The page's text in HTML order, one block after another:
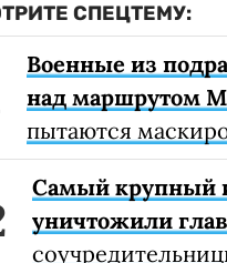
СПЕЦТЕМУ:
Военные из
над маршрутом
пытаются
Самый крупный и
уничтожили